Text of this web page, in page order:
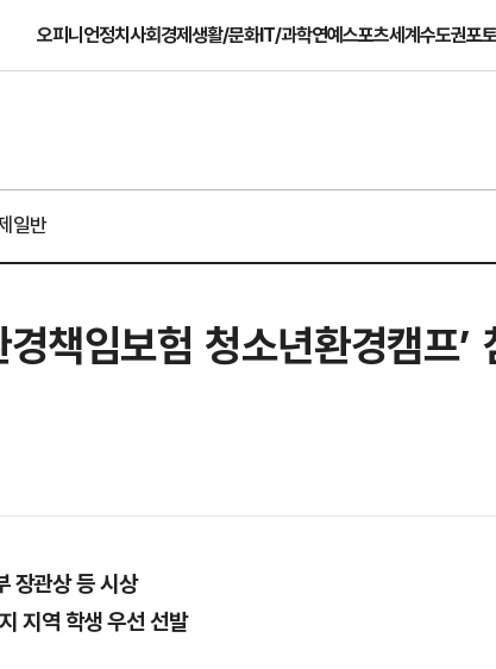
오피니언정치사회경제생활/문화IT/과학연예스포츠세계수도권포토
일반
책임보험 청소년환경캠프’
장관상 등 시상
지역 학생 우선 선발